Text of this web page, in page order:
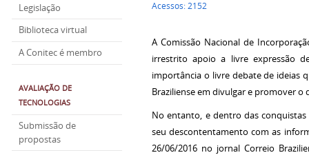
Legislação
Biblioteca virtual
A Conitec é membro
AVALIAÇÃO DE
TECNOLOGIAS
Submissão de
propostas
Acessos: 2152
A Comissão Nacional de
irrestrito apoio a livre expressão
importância o livre debate de ideias
Braziliense em divulgar e promover
No entanto, e dentro das
seu descontentamento com as
26/06/2016 no jornal Correio